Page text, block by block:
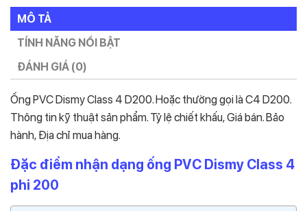
MÔ TẢ
TÍNH NĂNG NỔI BẬT
ĐÁNH GIÁ (0)
Ống PVC Dismy Class 4 D200. Hoặc thường gọi là C4 D200.
Thông tin kỹ thuật sản phẩm. Tỷ lệ chiết khấu, Giá bán. Bảo
hành, Địa chỉ mua hàng.
Đặc điểm nhận dạng ống PVC Dismy Class 4
phi 200